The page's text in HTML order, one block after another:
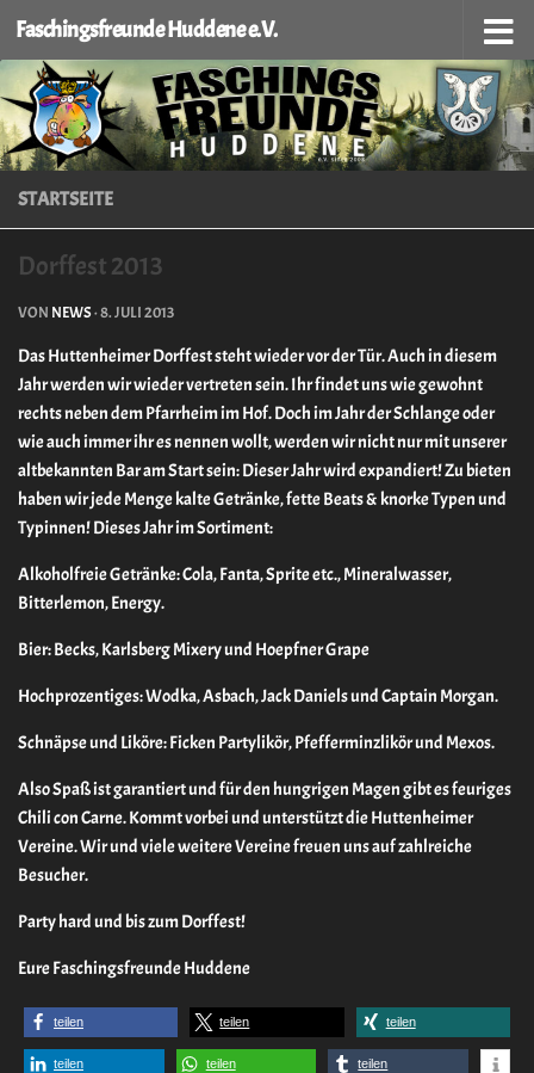
Zum Inhalt springen
Faschingsfreunde Huddene e.V.
STARTSEITE
Dorffest 2013
VON NEWS·8. JULI 2013
Das Huttenheimer Dorffest steht wieder vor der Tür. Auch in diesem
Jahr werden wir wieder vertreten sein. Ihr findet uns wie gewohnt
rechts neben dem Pfarrheim im Hof. Doch im Jahr der Schlange oder
wie auch immer ihr es nennen wollt, werden wir nicht nur mit unserer
altbekannten Bar am Start sein: Dieser Jahr wird expandiert! Zu bieten
haben wir jede Menge kalte Getränke, fette Beats & knorke Typen und
Typinnen! Dieses Jahr im Sortiment:
Alkoholfreie Getränke: Cola, Fanta, Sprite etc., Mineralwasser,
Bitterlemon, Energy.
Bier: Becks, Karlsberg Mixery und Hoepfner Grape
Hochprozentiges: Wodka, Asbach, Jack Daniels und Captain Morgan.
Schnäpse und Liköre: Ficken Partylikör, Pfefferminzlikör und Mexos.
Also Spaß ist garantiert und für den hungrigen Magen gibt es feuriges
Chili con Carne. Kommt vorbei und unterstützt die Huttenheimer
Vereine. Wir und viele weitere Vereine freuen uns auf zahlreiche
Besucher.
Party hard und bis zum Dorffest!
Eure Faschingsfreunde Huddene
teilen teilen teilen
teilen teilen teilen